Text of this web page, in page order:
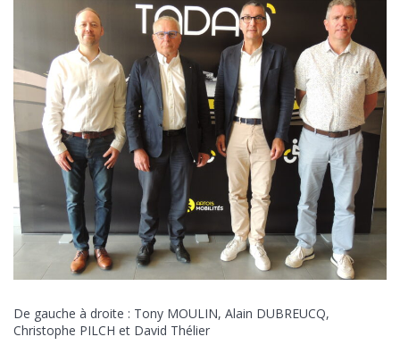
De gauche à droite : Tony MOULIN, Alain DUBREUCQ,
Christophe PILCH et David Thélier